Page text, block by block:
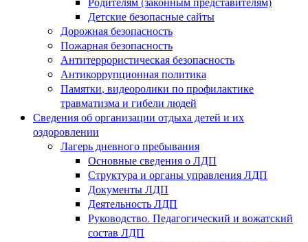
Детские безопасные сайты
Дорожная безопасность
Пожарная безопасность
Антитеррористическая безопасность
Антикоррупционная политика
Памятки, видеоролики по профилактике
травматизма и гибели людей
Сведения об организации отдыха детей и их
оздоровлении
Лагерь дневного пребывания
Основные сведения о ЛДП
Структура и органы управления ЛДП
Документы ЛДП
Деятельность ЛДП
Руководство. Педагогический и вожатский
состав ЛДП